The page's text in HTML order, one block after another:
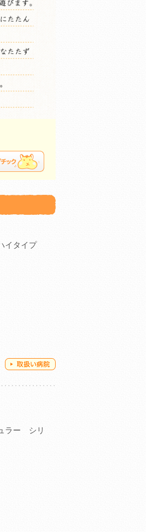
イタイプ
ラー シリ